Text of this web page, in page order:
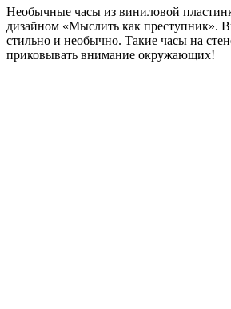
Необычные часы из виниловой
дизайном «Мыслить как преступник».
стильно и необычно. Такие часы на
приковывать внимание окружающих!